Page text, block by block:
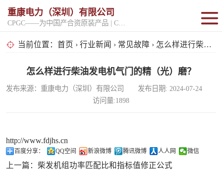
重康电力（深圳）有限公司
当前位置： 首页 › 行业新闻 › 常见故障 › 怎么样进行柴油发电机气门的精（光）磨？
怎么样进行柴油发电机气门的精（光）磨？
发布来源：重康电力（深圳）有限公司 发布日期: 2024-07-24
访问量:1898
http://www.fdjhs.cn
百度分享： QQ空间 新浪微博 腾讯微博 人人网 微信
上一篇： 柴发机组功率匹配比和指标值修正公式
固定开架式
超静音型
移动电站